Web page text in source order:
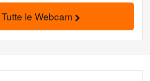
Tutte le Webcam